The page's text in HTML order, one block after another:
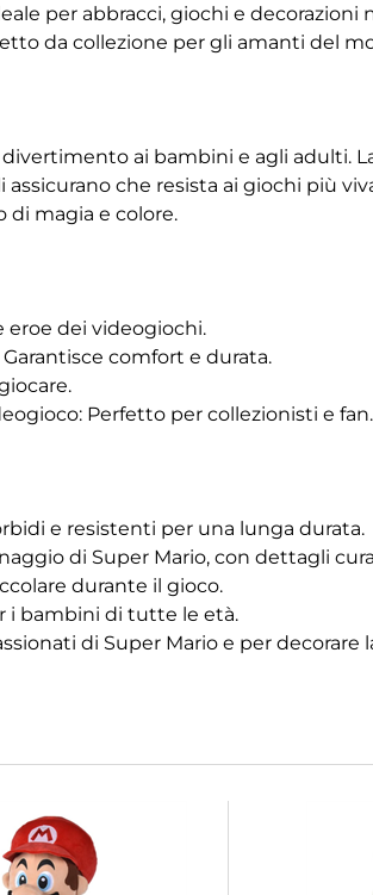
per abbracci, giochi e
da collezione per gli amanti del
ai bambini e agli adulti.
che resista ai giochi più
di magia e colore.
eroe dei videogiochi.
comfort e durata.
Perfetto per collezionisti e fan.
e resistenti per una lunga durata.
di Super Mario, con dettagli
durante il gioco.
i bambini di tutte le età.
di Super Mario e per decorare